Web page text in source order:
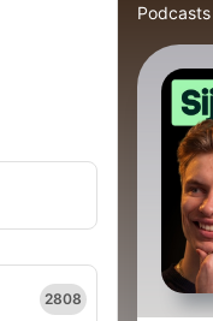
2808
Podcasts